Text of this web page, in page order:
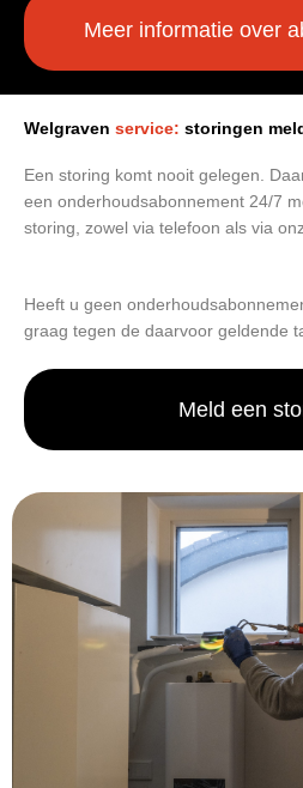
Meer informatie over
Welgraven service: storingen
Een storing komt nooit gelegen.
een onderhoudsabonnement 24/7
storing, zowel via telefoon als via
Heeft u geen
graag tegen de daarvoor geldende
Meld een